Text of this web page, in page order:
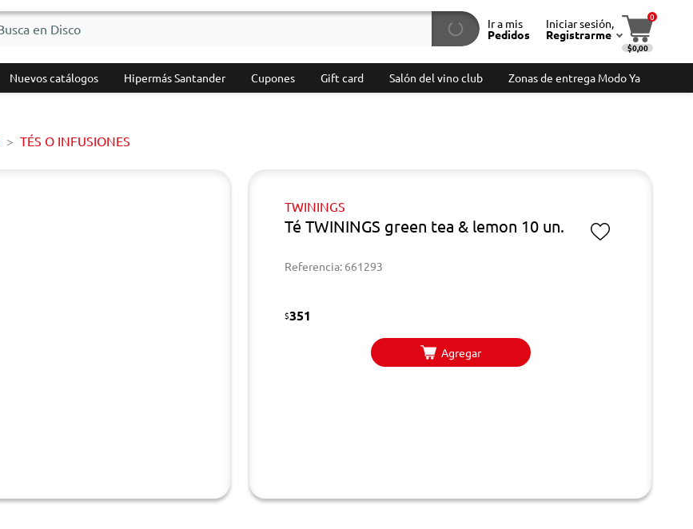
Ir a mis
Pedidos
Iniciar sesión,
Registrarme
0
$0,00
Nuevos catálogos Hipermás Santander Cupones Gift card Salón del vino club Zonas de entrega Modo Ya
TÉS O INFUSIONES
TWININGS
Té TWININGS green tea & lemon 10 un.
Referencia: 661293
$351
Agregar